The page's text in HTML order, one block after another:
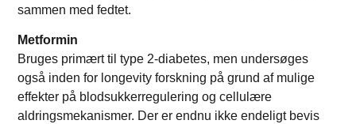
sammen med fedtet.
Metformin
Bruges primært til type 2-diabetes, men undersøges
også inden for longevity forskning på grund af mulige
effekter på blodsukkerregulering og cellulære
aldringsmekanismer. Der er endnu ikke endeligt bevis